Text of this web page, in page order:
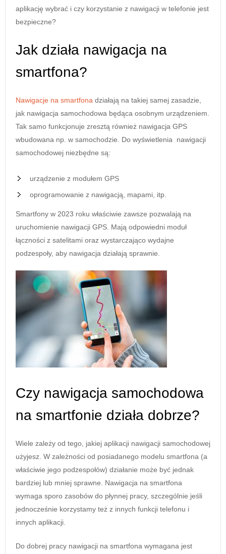
aplikację wybrać i czy korzystanie z nawigacji w telefonie jest
bezpieczne?
Jak działa nawigacja na
smartfona?
Nawigacje na smartfona działają na takiej samej zasadzie,
jak nawigacja samochodowa będąca osobnym urządzeniem.
Tak samo funkcjonuje zresztą również nawigacja GPS
wbudowana np. w samochodzie. Do wyświetlenia nawigacji
samochodowej niezbędne są:
urządzenie z modułem GPS
oprogramowanie z nawigacją, mapami, itp.
Smartfony w 2023 roku właściwie zawsze pozwalają na
uruchomienie nawigacji GPS. Mają odpowiedni moduł
łączności z satelitami oraz wystarczająco wydajne
podzespoły, aby nawigacja działają sprawnie.
Czy nawigacja samochodowa
na smartfonie działa dobrze?
Wiele zależy od tego, jakiej aplikacji nawigacji samochodowej
użyjesz. W zależności od posiadanego modelu smartfona (a
właściwie jego podzespołów) działanie może być jednak
bardziej lub mniej sprawne. Nawigacja na smartfona
wymaga sporo zasobów do płynnej pracy, szczególnie jeśli
jednocześnie korzystamy też z innych funkcji telefonu i
innych aplikacji.
Do dobrej pracy nawigacji na smartfona wymagana jest